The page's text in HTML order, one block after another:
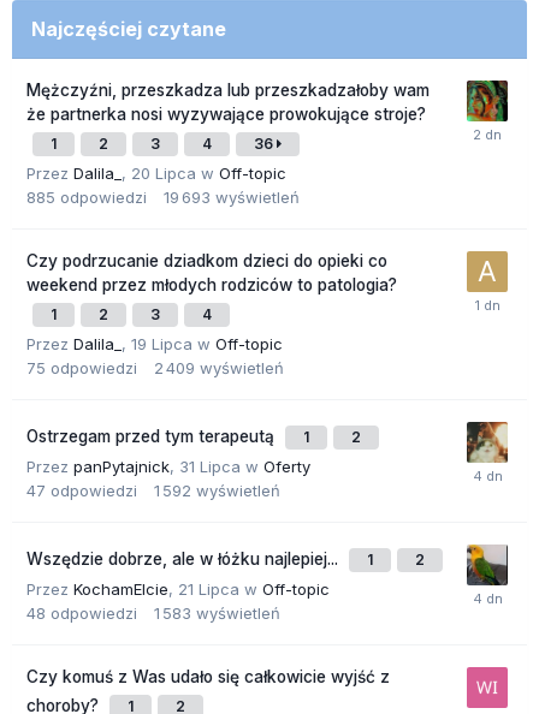
Najczęściej czytane
Mężczyźni, przeszkadza lub przeszkadzałoby wam
że partnerka nosi wyzywające prowokujące stroje?
1 2 3 4 36
Przez Dalila_ , 20 Lipca w Off-topic
885 odpowiedzi 19 693 wyświetleń
Czy podrzucanie dziadkom dzieci do opieki co
weekend przez młodych rodziców to patologia?
1 2 3 4
Przez Dalila_ , 19 Lipca w Off-topic
75 odpowiedzi 2 409 wyświetleń
Ostrzegam przed tym terapeutą 1 2
Przez panPytajnick, 31 Lipca w Oferty
47 odpowiedzi 1 592 wyświetleń
Wszędzie dobrze, ale w łóżku najlepiej... 1 2
Przez KochamElcie, 21 Lipca w Off-topic
48 odpowiedzi 1 583 wyświetleń
Czy komuś z Was udało się całkowicie wyjść z
choroby?
1 2